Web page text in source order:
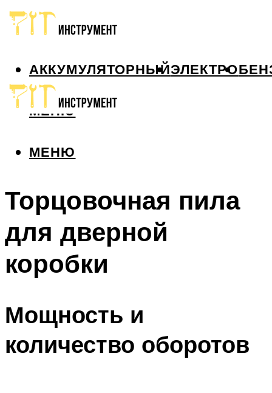
АККУМУЛЯТОРНЫЙЭЛЕКТРО
МЕНЮ
МЕНЮ
Торцовочная пила
для дверной
коробки
Мощность и
количество оборотов